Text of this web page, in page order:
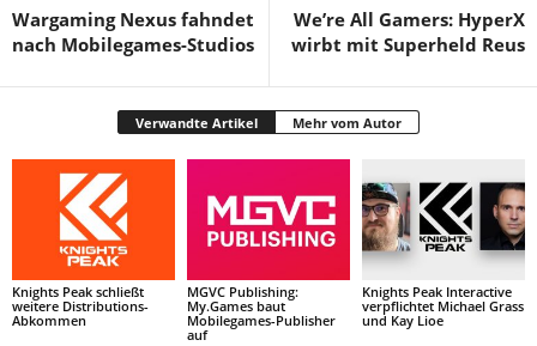
Wargaming Nexus fahndet
nach Mobilegames-Studios
We’re All Gamers: HyperX
wirbt mit Superheld Reus
Verwandte Artikel Mehr vom Autor
Knights Peak schließt
weitere Distributions-
Abkommen
MGVC Publishing:
My.Games baut
Mobilegames-Publisher
auf
Knights Peak Interactive
verpflichtet Michael Grass
und Kay Lioe